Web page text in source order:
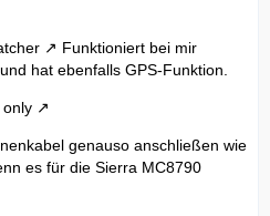
Funktioniert bei mir
hat ebenfalls GPS-Funktion.
only
genauso anschließen wie
es für die Sierra MC8790